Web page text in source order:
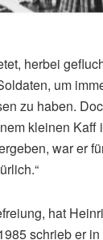
herbei
um
zu haben.
kleinen
war er
hat
schrieb er